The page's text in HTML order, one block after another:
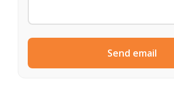
Send email